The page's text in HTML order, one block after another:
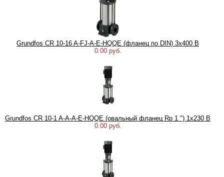
Grundfos CR 10-16 A-FJ-A-E-HQQE (фланец по DIN) 3х400 В
0.00 руб.
Grundfos CR 10-1 A-A-A-E-HQQE (овальный фланец Rp 1 ") 1х230 В
0.00 руб.